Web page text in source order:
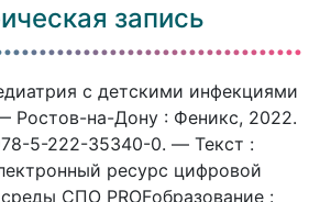
запись
с детскими инфекциями
Ростов-на-Дону : Феникс, 2022.
5-222-35340-0. — Текст :
ресурс цифровой
СПО PROFобразование :